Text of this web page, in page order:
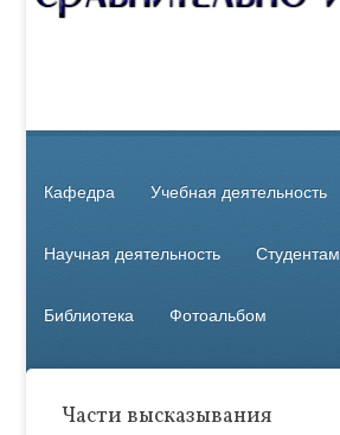
Кафедра Учебная деятельность
Научная деятельность Студентам
Библиотека Фотоальбом
Части высказывания